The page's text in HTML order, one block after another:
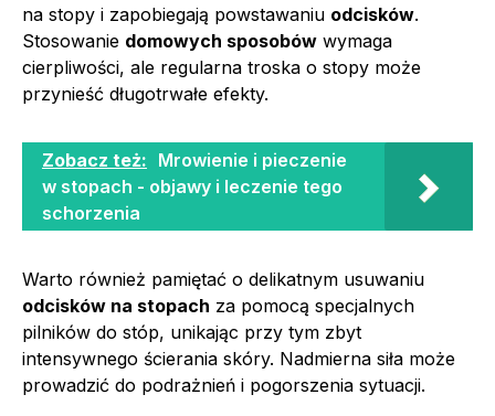
na stopy i zapobiegają powstawaniu odcisków.
Stosowanie domowych sposobów wymaga
cierpliwości, ale regularna troska o stopy może
przynieść długotrwałe efekty.
Zobacz też: Mrowienie i pieczenie
w stopach - objawy i leczenie tego
schorzenia
Warto również pamiętać o delikatnym usuwaniu
odcisków na stopach za pomocą specjalnych
pilników do stóp, unikając przy tym zbyt
intensywnego ścierania skóry. Nadmierna siła może
prowadzić do podrażnień i pogorszenia sytuacji.